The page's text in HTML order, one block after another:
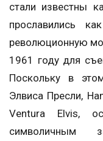
стали известны
прославились
революционную
1961 году для
Поскольку в
Элвиса Пресли,
Ventura Elvis,
символичным